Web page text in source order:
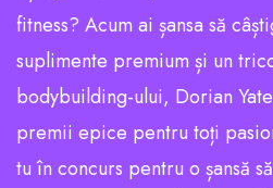
fitness? Acum ai șansa să
suplimente premium și un
bodybuilding-ului, Dorian
premii epice pentru toți
tu în concurs pentru o șansă